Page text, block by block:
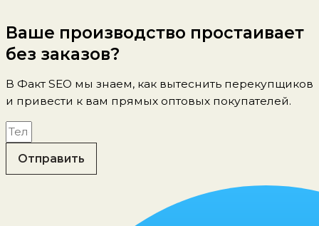
Ваше производство простаивает
без заказов?
В Факт SEO мы знаем, как вытеснить перекупщиков
и привести к вам прямых оптовых покупателей.
Отправить